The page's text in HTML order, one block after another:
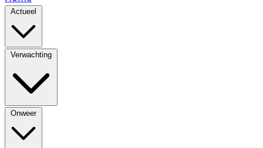
Actueel
Verwachting
Onweer